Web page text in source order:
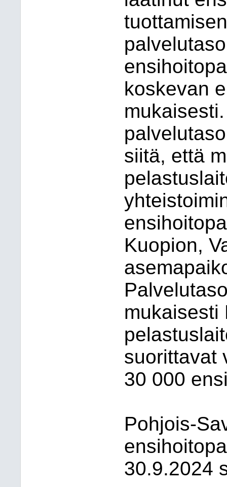
koskevan
siitä, että
Kuopion,
mukaisesti
suorittavat
30 000
Pohjois-
30.9.2024